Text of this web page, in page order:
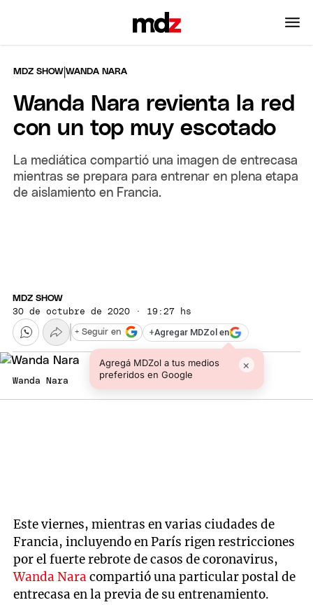
MDZ SHOW |WANDA NARA
Wanda Nara revienta la red
con un top muy escotado
La mediática compartió una imagen de entrecasa
mientras se prepara para entrenar en plena etapa
de aislamiento en Francia.
MDZ SHOW
30 de octubre de 2020 · 19:27 hs
+Agregar MDZol en
Agregá MDZol a tus medios
preferidos en Google
×
+ Seguir en
Wanda Nara
Este viernes, mientras en varias ciudades de
Francia, incluyendo en París rigen restricciones
por el fuerte rebrote de casos de coronavirus,
Wanda Nara compartió una particular postal de
entrecasa en la previa de su entrenamiento.